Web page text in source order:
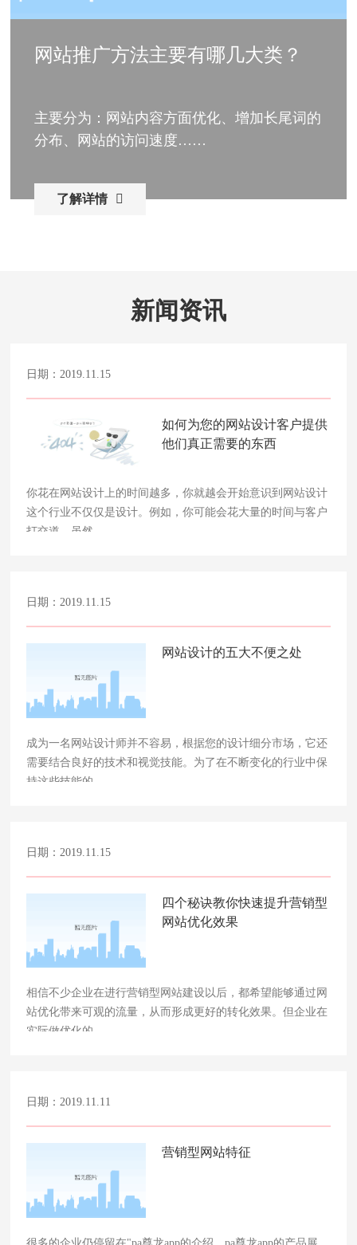
网站推广方法主要有哪几大类？
主要分为：网站内容方面优化、增加长尾词的
分布、网站的访问速度……
了解详情
新闻资讯
日期：2019.11.15
如何为您的网站设计客户提供
他们真正需要的东西
你花在网站设计上的时间越多，你就越会开始意识到网站设计
这个行业不仅仅是设计。例如，你可能会花大量的时间与客户
打交道，虽然……
日期：2019.11.15
网站设计的五大不便之处
成为一名网站设计师并不容易，根据您的设计细分市场，它还
需要结合良好的技术和视觉技能。为了在不断变化的行业中保
持这些技能的……
日期：2019.11.15
四个秘诀教你快速提升营销型
网站优化效果
相信不少企业在进行营销型网站建设以后，都希望能够通过网
站优化带来可观的流量，从而形成更好的转化效果。但企业在
实际做优化的……
日期：2019.11.11
营销型网站特征